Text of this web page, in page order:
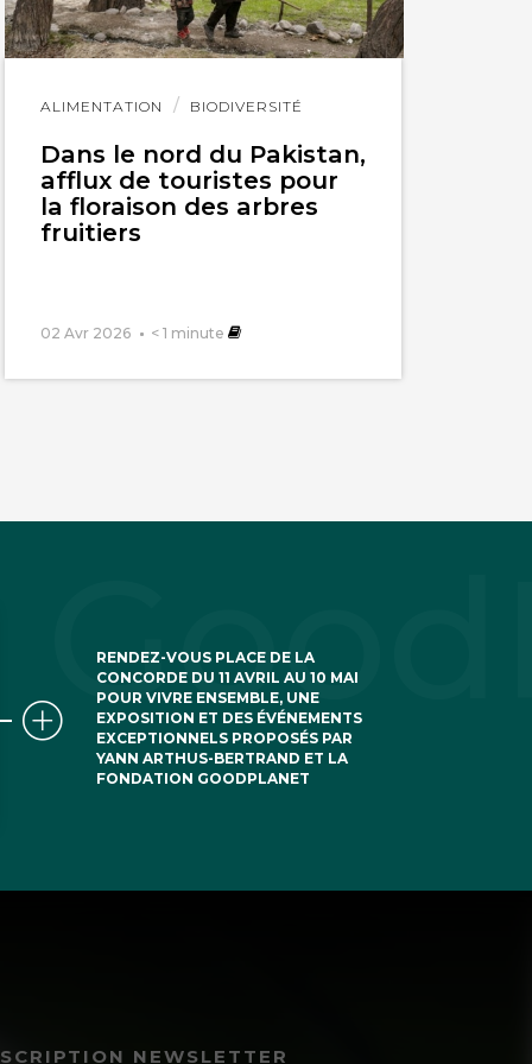
et du
des espèces en
Virginie. Mais
animaux. Faut
et ce qui me
sans prendre
ALIMENTATION BIODIVERSITÉ
Dans le nord du Pakistan,
afflux de touristes pour
la floraison des arbres
fruitiers
02 Avr 2026 < 1 minute
Lire
RENDEZ-VOUS PLACE DE LA
CONCORDE DU 11 AVRIL AU 10 MAI
POUR VIVRE ENSEMBLE, UNE
EXPOSITION ET DES ÉVÉNEMENTS
EXCEPTIONNELS PROPOSÉS PAR
YANN ARTHUS-BERTRAND ET LA
FONDATION GOODPLANET
NEWSLETTER